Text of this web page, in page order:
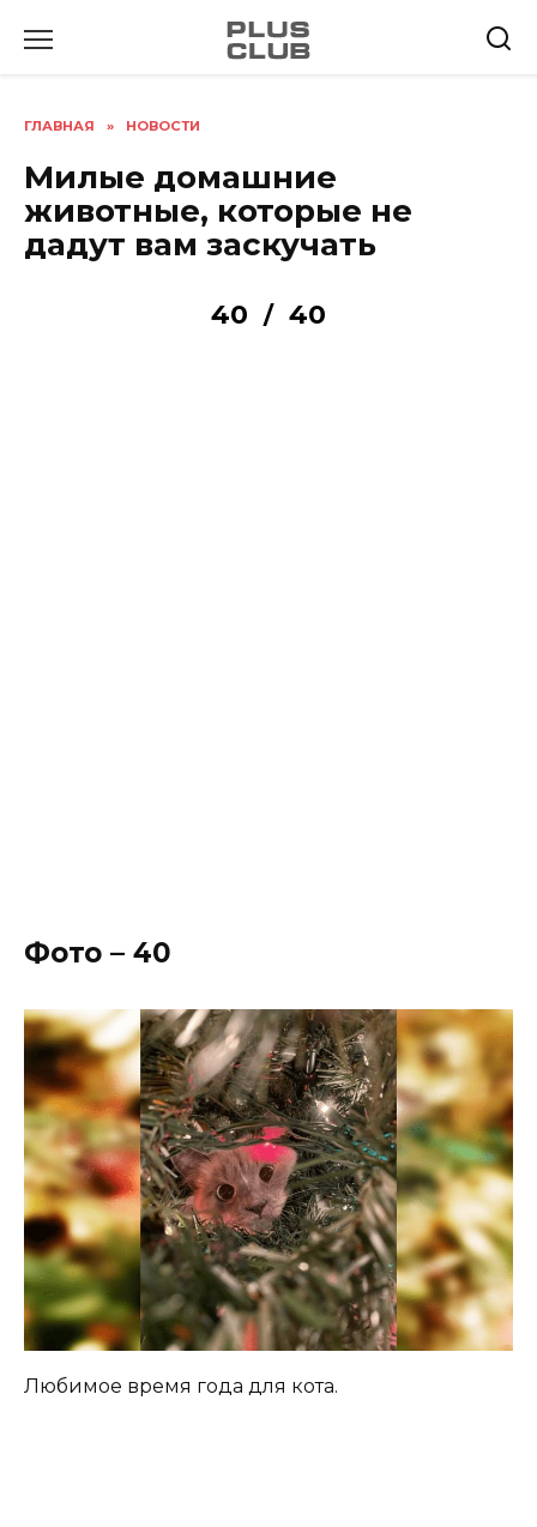
ГЛАВНАЯ » НОВОСТИ
Милые домашние
животные, которые не
дадут вам заскучать
40 / 40
Фото – 40
Любимое время года для кота.